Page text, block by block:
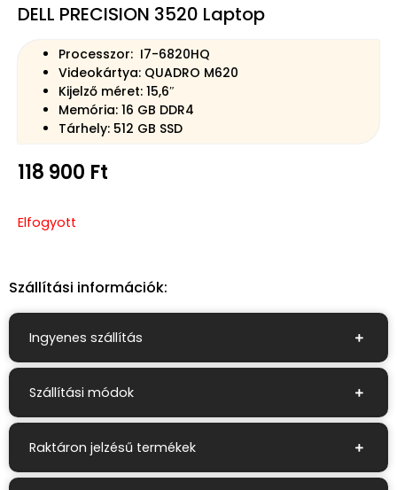
DELL PRECISION 3520 Laptop
Processzor: I7-6820HQ
Videokártya: QUADRO M620
Kijelző méret: 15,6″
Memória: 16 GB DDR4
Tárhely: 512 GB SSD
118 900 Ft
Elfogyott
Szállítási információk:
Ingyenes szállítás
Szállítási módok
Raktáron jelzésű termékek